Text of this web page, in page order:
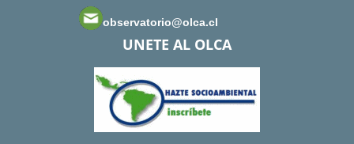
observatorio@olca.cl
UNETE AL OLCA